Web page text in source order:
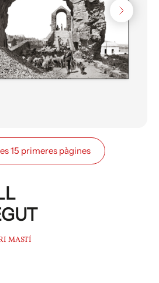
15 primeres pàgines
MASTÍ